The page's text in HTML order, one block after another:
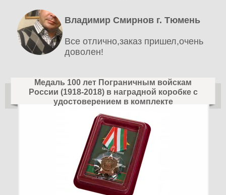
Владимир Смирнов г. Тюмень
Все отлично,заказ пришел,очень
доволен!
Медаль 100 лет Пограничным войскам
России (1918-2018) в наградной коробке с
удостоверением в комплекте